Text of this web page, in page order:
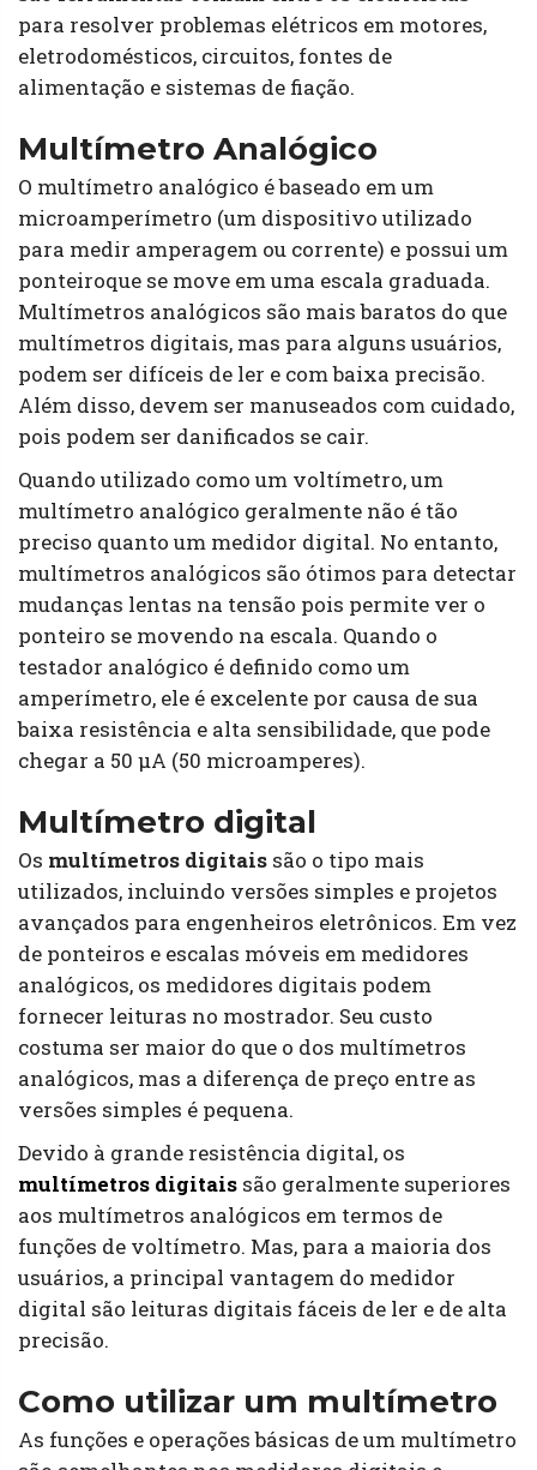
para resolver problemas elétricos em motores,
eletrodomésticos, circuitos, fontes de
alimentação e sistemas de fiação.
Multímetro Analógico
O multímetro analógico é baseado em um
microamperímetro (um dispositivo utilizado
para medir amperagem ou corrente) e possui um
ponteiroque se move em uma escala graduada.
Multímetros analógicos são mais baratos do que
multímetros digitais, mas para alguns usuários,
podem ser difíceis de ler e com baixa precisão.
Além disso, devem ser manuseados com cuidado,
pois podem ser danificados se cair.
Quando utilizado como um voltímetro, um
multímetro analógico geralmente não é tão
preciso quanto um medidor digital. No entanto,
multímetros analógicos são ótimos para detectar
mudanças lentas na tensão pois permite ver o
ponteiro se movendo na escala. Quando o
testador analógico é definido como um
amperímetro, ele é excelente por causa de sua
baixa resistência e alta sensibilidade, que pode
chegar a 50 µA (50 microamperes).
Multímetro digital
Os multímetros digitais são o tipo mais
utilizados, incluindo versões simples e projetos
avançados para engenheiros eletrônicos. Em vez
de ponteiros e escalas móveis em medidores
analógicos, os medidores digitais podem
fornecer leituras no mostrador. Seu custo
costuma ser maior do que o dos multímetros
analógicos, mas a diferença de preço entre as
versões simples é pequena.
Devido à grande resistência digital, os
multímetros digitais são geralmente superiores
aos multímetros analógicos em termos de
funções de voltímetro. Mas, para a maioria dos
usuários, a principal vantagem do medidor
digital são leituras digitais fáceis de ler e de alta
precisão.
Como utilizar um multímetro
As funções e operações básicas de um multímetro